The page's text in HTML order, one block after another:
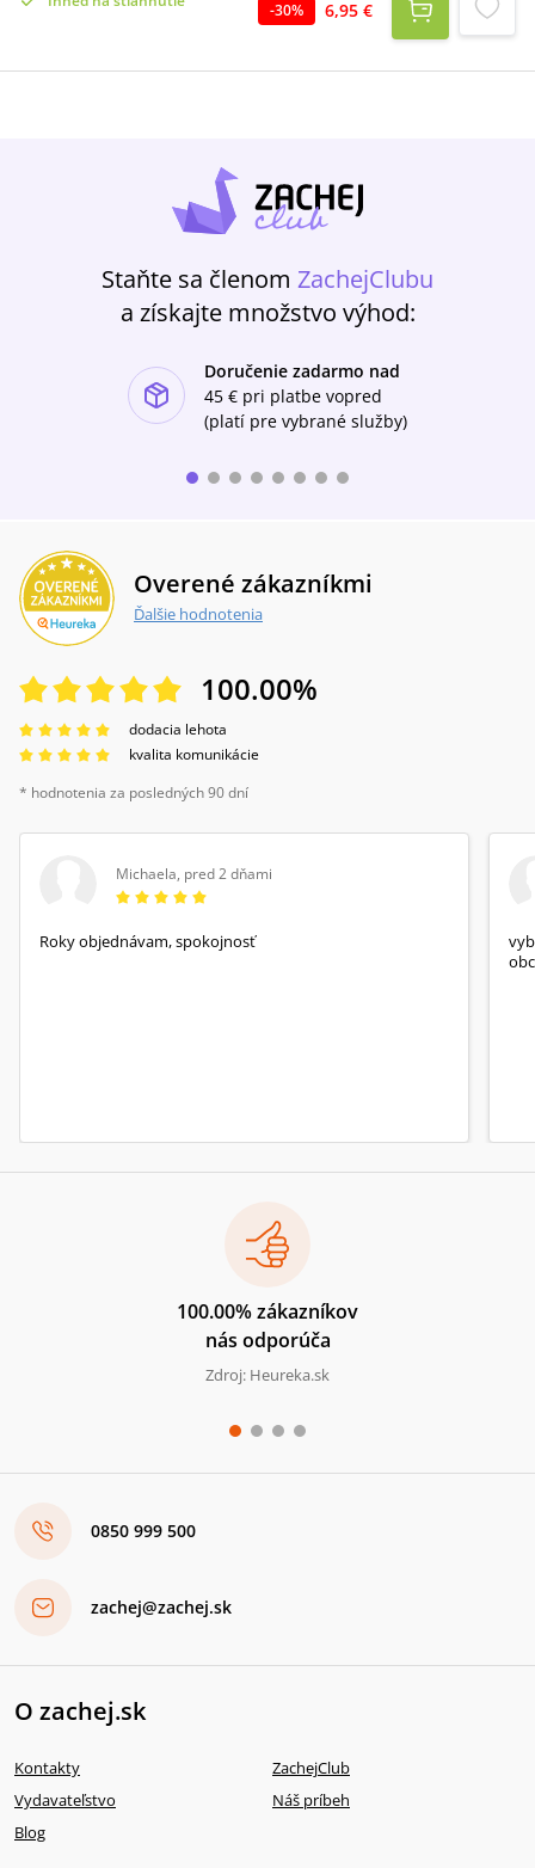
roku 1911. Táto zbierka sa ocitá na rozhraní
medzi tajomnou metafyzicko-okultistickou
Lange invenčne tematicky využíva a domýšľa
tematicko-dejovej úrovni textu Lange často
využíva postupy pozastavenia uplývajúceho
času, cyklickosti, cesty v čase, obrátenie behu
času a jeho relativitu. Zaujímajú ho tiež
napr. motívy dvojníctva, hypnózy, telepatie,
splynutia dvoch duší, a naopak aj
psychopatologického rozštiepenia osobnosti,
„nevšedných“ motívov je nezriedka dej v jeho
prózach opradený tajomstvom. Osudy postáv
často ovládajú tajomné sily, o ktorých ani
netušia.
-30% 6,95 €
Staňte sa členom ZachejClubu
a získajte množstvo výhod:
Doručenie zadarmo nad
45 € pri platbe vopred
(platí pre vybrané služby)
Overené zákazníkmi
Ďalšie hodnotenia
100.00%
dodacia lehota
kvalita komunikácie
* hodnotenia za posledných 90 dní
Michaela, pred 2 dňami
Roky objednávam, spokojnosť
100.00% zákazníkov
nás odporúča
Zdroj: Heureka.sk
0850 999 500
zachej@zachej.sk
O zachej.sk
Kontakty
ZachejClub
Vydavateľstvo
Náš príbeh
Blog